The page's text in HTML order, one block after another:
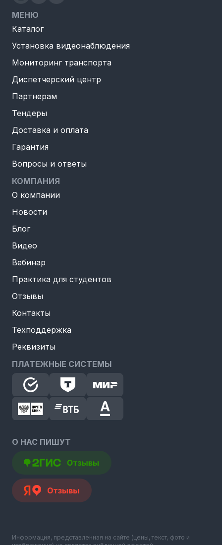
МЕНЮ
Каталог
Установка видеонаблюдения
Мониторинг транспорта
Диспетчерский центр
Партнерам
Тендеры
Доставка и оплата
Гарантия
Вопросы и ответы
КОМПАНИЯ
О компании
Новости
Блог
Видео
Вебинар
Практика для студентов
Отзывы
Контакты
Техподдержка
Реквизиты
ПЛАТЕЖНЫЕ СИСТЕМЫ
О НАС ПИШУТ
Информация, представленная на сайте (цены, текст, фото и